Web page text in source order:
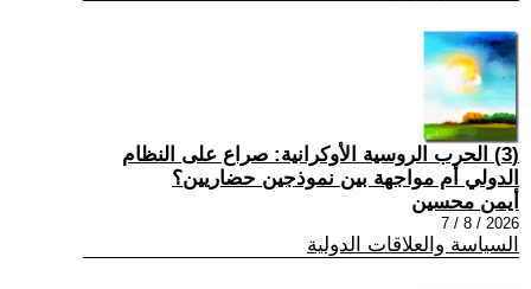
(3) الحرب الروسية الأوكرانية: صراع على النظام
الدولي أم مواجهة بين نموذجين حضاريين؟
أيمن محسين
2026 / 8 / 7
السياسة والعلاقات الدولية